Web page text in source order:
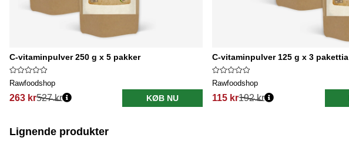
C-vitaminpulver 250 g x 5 pakker
Rawfoodshop
263 kr527 kr KØB NU
C-vitaminpulver 125 g x 3 pakettia
Rawfoodshop
115 kr192 kr
Lignende produkter